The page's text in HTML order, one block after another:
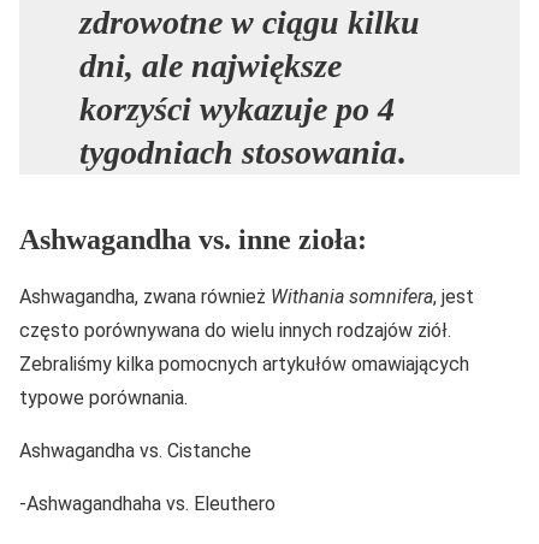
zdrowotne w ciągu kilku
dni, ale największe
korzyści wykazuje po 4
tygodniach stosowania.
Ashwagandha vs. inne zioła:
Ashwagandha, zwana również Withania somnifera, jest
często porównywana do wielu innych rodzajów ziół.
Zebraliśmy kilka pomocnych artykułów omawiających
typowe porównania.
Ashwagandha vs. Cistanche
-Ashwagandhaha vs. Eleuthero